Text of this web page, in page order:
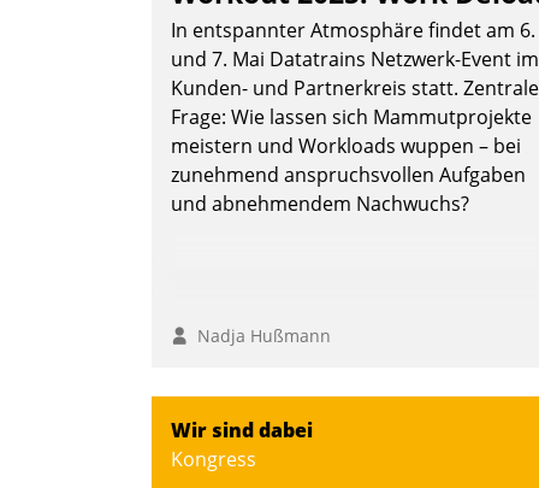
In entspannter Atmosphäre findet am 6.
und 7. Mai Datatrains Netzwerk-Event im
Kunden- und Partnerkreis statt. Zentrale
Frage: Wie lassen sich Mammutprojekte
meistern und Workloads wuppen – bei
zunehmend anspruchsvollen Aufgaben
und abnehmendem Nachwuchs?
Nadja Hußmann
Wir sind dabei
Kongress